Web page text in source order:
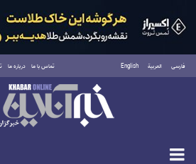
فارسی العربية English تماس با ما درباره ما
یکشنبه ۱۸ مرداد ۱۴۰۵